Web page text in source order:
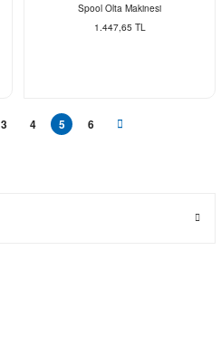
Spool Olta Makinesi
1.447,65 TL
3 4 5 6